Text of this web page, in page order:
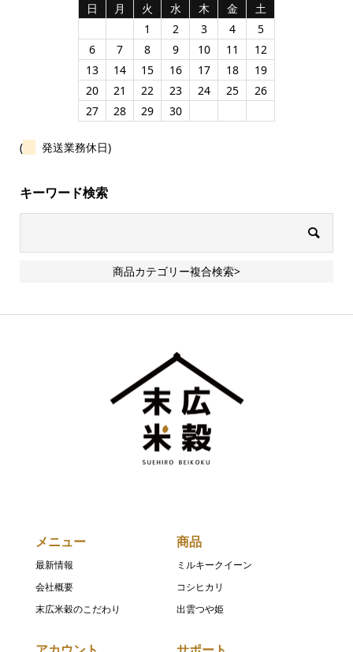
日
月 火 水 木 金
土
1
2 3 4
5
6
7 8 9 10 11
12
13
14 15 16 17 18
19
20
21 22 23 24 25
26
27
28 29 30
( 発送業務休日)
キーワード検索
商品カテゴリー複合検索>
メニュー
最新情報
会社概要
末広米穀のこだわり
商品
ミルキークイーン
コシヒカリ
出雲つや姫